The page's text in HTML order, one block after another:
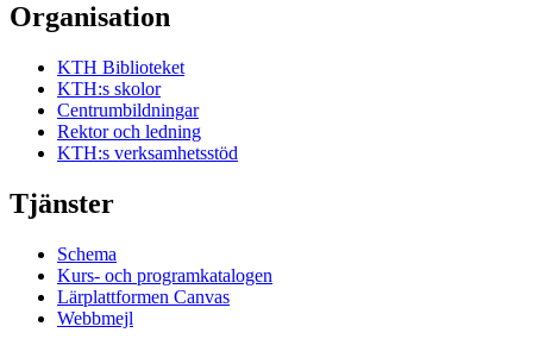
Organisation
KTH Biblioteket
KTH:s skolor
Centrumbildningar
Rektor och ledning
KTH:s verksamhetsstöd
Tjänster
Schema
Kurs- och programkatalogen
Lärplattformen Canvas
Webbmejl